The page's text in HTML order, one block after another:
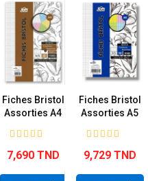
Fiches Bristol
Assorties A4
7,690 TND
Fiches Bristol
Assorties A5
9,729 TND